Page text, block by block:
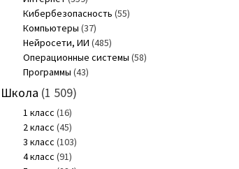
Кибербезопасность (55)
Компьютеры (37)
Нейросети, ИИ (485)
Операционные системы (58)
Программы (43)
Школа (1 509)
1 класс (16)
2 класс (45)
3 класс (103)
4 класс (91)